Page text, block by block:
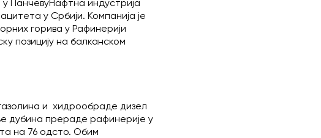
ПанчевуНафтна индустрија
у Србији. Компанија је
горива у Рафинерији
позицију на балканском
и хидрообраде дизел
дубина прераде рафинерије у
на 76 одсто. Обим